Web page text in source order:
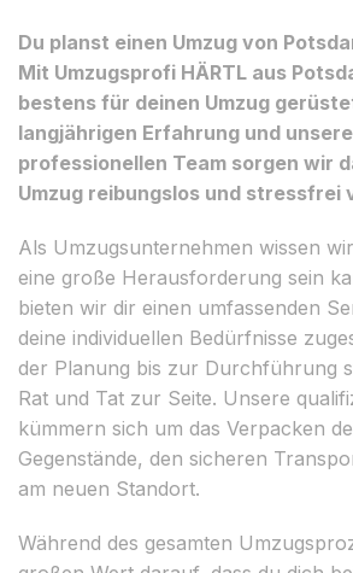
Du planst einen Umzug von
Mit Umzugsprofi HÄRTL aus
bestens für deinen Umzug
langjährigen Erfahrung und
professionellen Team sorgen wir
Umzug reibungslos und stressfrei
Als Umzugsunternehmen wissen
eine große Herausforderung sein
bieten wir dir einen umfassenden
deine individuellen Bedürfnisse
der Planung bis zur Durchführung
Rat und Tat zur Seite. Unsere
kümmern sich um das Verpacken
Gegenstände, den sicheren
am neuen Standort.
Während des gesamten